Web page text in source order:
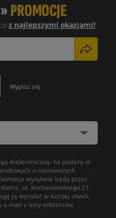
»PROMOCJE
z najlepszymi okazjami!
Wypisz się
elektroniczną, na podany w
o najnowszych
wysyłane będą przez
Kietrz, ul. Kochanowskiego 21.
ją wycofać w każdej chwili,
e-mail z listy odbiorców